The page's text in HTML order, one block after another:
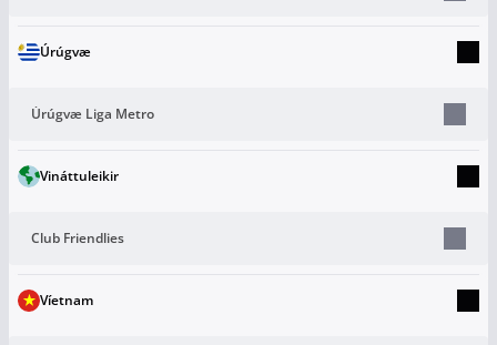
Úrúgvæ
Úrúgvæ Liga Metro
Vináttuleikir
Club Friendlies
Víetnam